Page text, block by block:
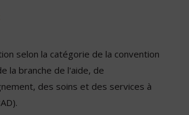
selon la catégorie de la convention
la branche de l'aide, de
des soins et des services à